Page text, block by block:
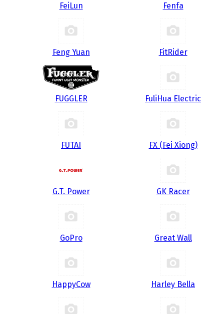
FeiLun Fenfa
Feng Yuan FitRider
FUGGLER FuliHua Electric
FUTAI FX (Fei Xiong)
G.T. Power GK Racer
GoPro Great Wall
HappyCow Harley Bella